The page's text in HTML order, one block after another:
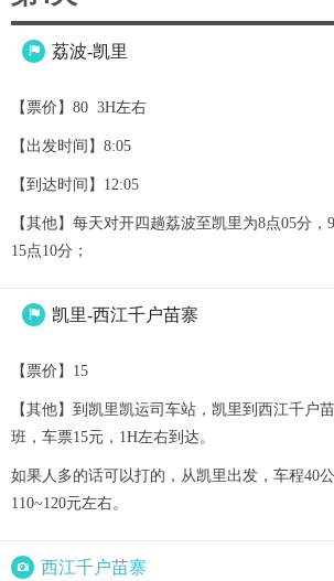
 荔波-凯里
【票价】80 3H左右
【出发时间】8:05
【到达时间】12:05
【其他】每天对开四趟荔波至凯里为8点05分，
15点10分；
 凯里-西江千户苗寨
【票价】15
【其他】到凯里凯运司车站，凯里到西江千户
班，车票15元，1H左右到达。
如果人多的话可以打的，从凯里出发，车程40
110~120元左右。
 西江千户苗寨